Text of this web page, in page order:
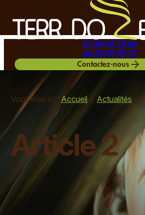
01 86 65 78 86
06 30 49 90 73
Contactez-nous arrow_forward
Vous êtes ici : Accueil> Actualités >
Article 2
Panneau de gestion des cookies